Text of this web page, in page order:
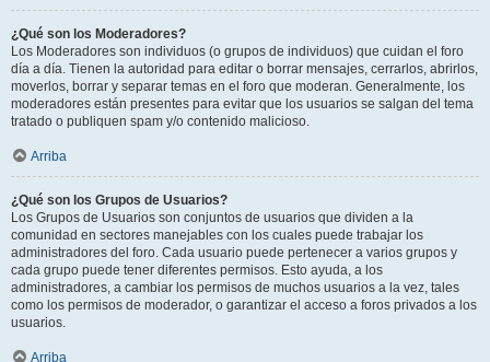
¿Qué son los Moderadores?
Los Moderadores son individuos (o grupos de individuos) que cuidan el foro
día a día. Tienen la autoridad para editar o borrar mensajes, cerrarlos, abrirlos,
moverlos, borrar y separar temas en el foro que moderan. Generalmente, los
moderadores están presentes para evitar que los usuarios se salgan del tema
tratado o publiquen spam y/o contenido malicioso.
Arriba
¿Qué son los Grupos de Usuarios?
Los Grupos de Usuarios son conjuntos de usuarios que dividen a la
comunidad en sectores manejables con los cuales puede trabajar los
administradores del foro. Cada usuario puede pertenecer a varios grupos y
cada grupo puede tener diferentes permisos. Esto ayuda, a los
administradores, a cambiar los permisos de muchos usuarios a la vez, tales
como los permisos de moderador, o garantizar el acceso a foros privados a los
usuarios.
Arriba